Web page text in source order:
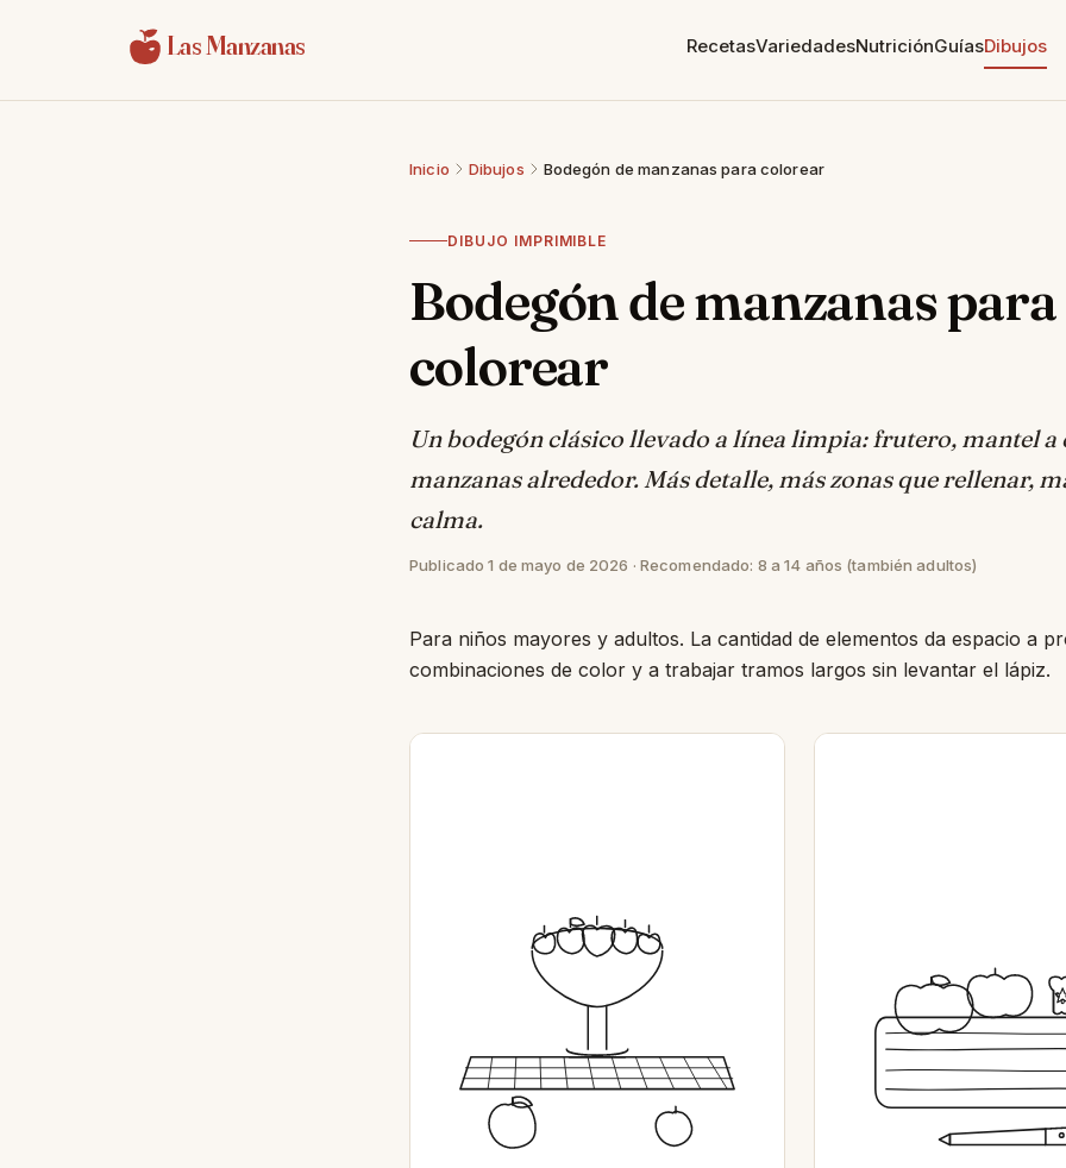
Las Manzanas RecetasVariedadesNutriciónGuíasDibujos
Inicio Dibujos Bodegón de manzanas para colorear
DIBUJO IMPRIMIBLE
Bodegón de manzanas para
colorear
Un bodegón clásico llevado a línea limpia: frutero, mantel a
manzanas alrededor. Más detalle, más zonas que rellenar,
calma.
Publicado 1 de mayo de 2026 · Recomendado: 8 a 14 años (también adultos)
Para niños mayores y adultos. La cantidad de elementos da espacio a
combinaciones de color y a trabajar tramos largos sin levantar el lápiz.